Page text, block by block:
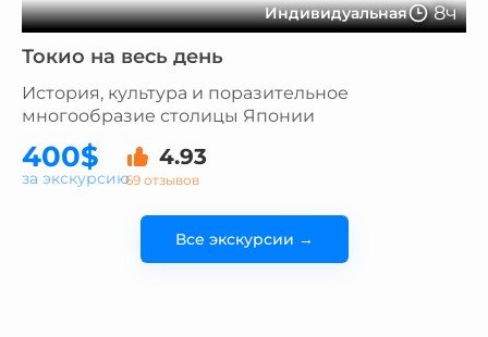
Индивидуальная 8ч
Токио на весь день
История, культура и поразительное
многообразие столицы Японии
400$ 4.93
69 отзывов
за экскурсию
Все экскурсии →